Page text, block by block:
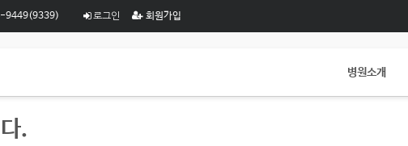
9449(9339) 로그인 회원가입
병원소개
.